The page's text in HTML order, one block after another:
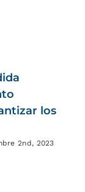
los
2nd, 2023